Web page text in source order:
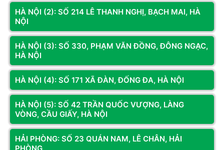
Để đảm bảo quyền lợi tối đa cho mọi khách hàng khi thực hiện
chương trìnhmua card đồ họa ASUS nhận game, quy định
từ hãng được áp dụng nghiêm ngặt như sau:
Chương trình chỉ áp dụng đối với các hóa đơn đỏ (hóa đơn tài
chính hợp pháp) xuất từ các cửa hàng, đại lý phân phối chính
thức. Ưu đãi hoàn toàn dành cho các khách hàng mua lẻ trực
tiếp hoặc trực tuyến tại hệ thống, không áp dụng cho các đơn
hàng dự án hoặc mua số lượng lớn cho phòng net. Ngoài ra,
giá trị phần quà là mã kích hoạt kỹ thuật số, hoàn toàn không
có giá trị quy đổi thành tiền mặt hoặc các hiện vật khác tương
đương trong bất kỳ trường hợp nào.
HÀ NỘI (2): SỐ 214 LÊ THANH NGHỊ, BẠCH MAI, HÀ
NỘI
HÀ NỘI (3): SỐ 330, PHẠM VĂN ĐỒNG, ĐÔNG NGẠC,
HÀ NỘI
HÀ NỘI (4): SỐ 171 XÃ ĐÀN, ĐỐNG ĐA, HÀ NỘI
HÀ NỘI (5): SỐ 42 TRẦN QUỐC VƯỢNG, LÀNG
VÒNG, CẦU GIẤY, HÀ NỘI
HẢI PHÒNG: SỐ 23 QUÁN NAM, LÊ CHÂN, HẢI
PHÒNG